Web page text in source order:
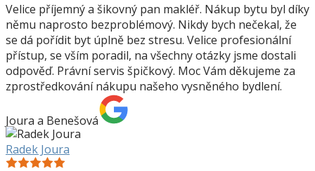
Velice příjemný a šikovný pan makléř. Nákup bytu byl díky
němu naprosto bezproblémový. Nikdy bych nečekal, že
se dá pořídit byt úplně bez stresu. Velice profesionální
přístup, se vším poradil, na všechny otázky jsme dostali
odpověď. Právní servis špičkový. Moc Vám děkujeme za
zprostředkování nákupu našeho vysněného bydlení.
Joura a Benešová
Radek Joura